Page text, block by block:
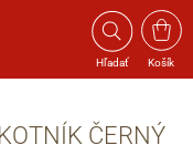
Hľadať Košík
ČERNÝ